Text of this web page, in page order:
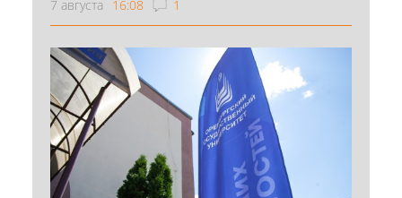
7 августа 16:08 1